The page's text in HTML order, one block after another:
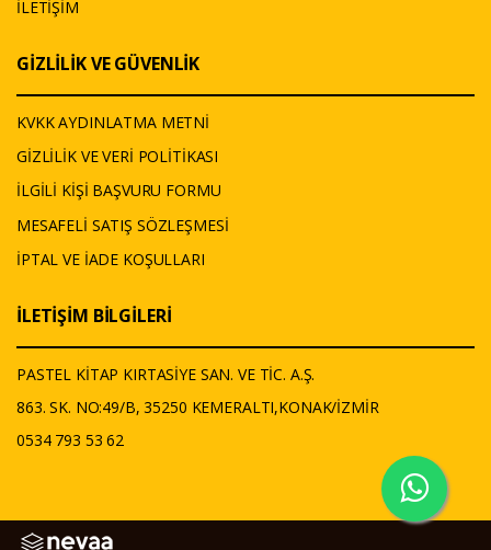
İLETİŞİM
GİZLİLİK VE GÜVENLİK
KVKK AYDINLATMA METNİ
GİZLİLİK VE VERİ POLİTİKASI
İLGİLİ KİŞİ BAŞVURU FORMU
MESAFELİ SATIŞ SÖZLEŞMESİ
İPTAL VE İADE KOŞULLARI
İLETİŞİM BİLGİLERİ
PASTEL KİTAP KIRTASİYE SAN. VE TİC. A.Ş.
863. SK. NO:49/B, 35250 KEMERALTI,KONAK/İZMİR
0534 793 53 62